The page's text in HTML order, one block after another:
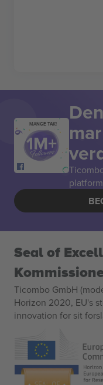
MANGE TAK!
Seal of
Ticombo GmbH
Horizon 2020, EU's
innovation for sit